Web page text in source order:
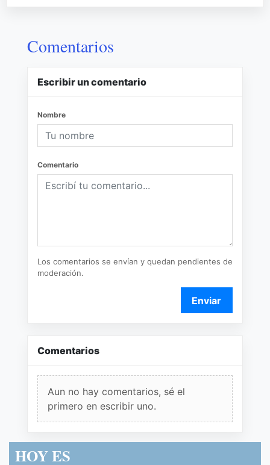
Comentarios
Escribir un comentario
Nombre
Comentario
Los comentarios se envían y quedan pendientes de
moderación.
Enviar
Comentarios
Aun no hay comentarios, sé el
primero en escribir uno.
HOY ES